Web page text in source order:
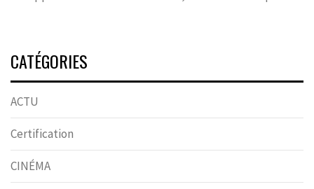
CATÉGORIES
ACTU
Certification
CINÉMA